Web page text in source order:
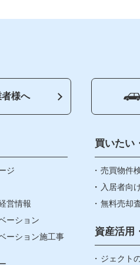
賃貸管理
資産・相続
なんでも相談窓口
賃貸リノベ
様へ
ジ
営情報
ーション
ーション施工事
買いたい
売買物件
入居者向
無料売却
資産活用
ジェクト